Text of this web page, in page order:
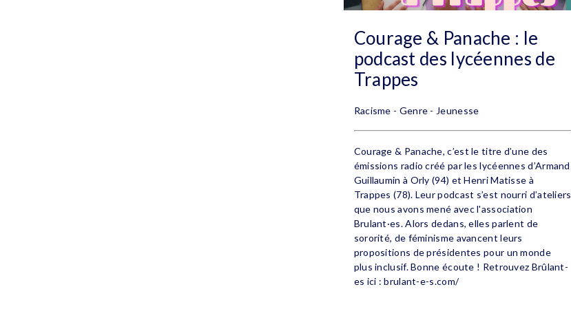
Courage & Panache : le
podcast des lycéennes de
Trappes
Racisme - Genre - Jeunesse
Courage & Panache, c’est le titre d’une des
émissions radio créé par les lycéennes d’Armand
Guillaumin à Orly (94) et Henri Matisse à
Trappes (78). Leur podcast s’est nourri d’ateliers
que nous avons mené avec l'association
Brulant·es. Alors dedans, elles parlent de
sororité, de féminisme avancent leurs
propositions de présidentes pour un monde
plus inclusif. Bonne écoute ! Retrouvez Brûlant-
es ici : brulant-e-s.com/